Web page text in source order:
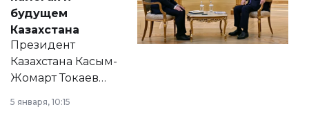
будущем
Казахстана
Президент
Казахстана Касым-
Жомарт Токаев
сразу несколько
5 января, 10:15